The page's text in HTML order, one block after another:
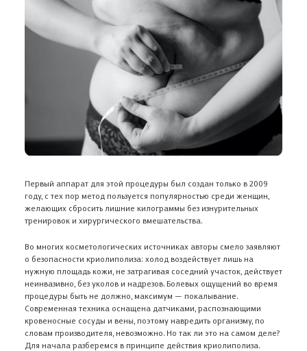
Первый аппарат для этой процедуры был создан только в 2009
году, с тех пор метод пользуется популярностью среди женщин,
желающих сбросить лишние килограммы без изнурительных
тренировок и хирургического вмешательства.
Во многих косметологических источниках авторы смело заявляют
о безопасности криолиполиза: холод воздействует лишь на
нужную площадь кожи, не затрагивая соседний участок, действует
неинвазивно, без уколов и надрезов. Болевых ощущений во время
процедуры быть не должно, максимум — покалывание.
Современная техника оснащена датчиками, распознающими
кровеносные сосуды и вены, поэтому навредить организму, по
словам производителя, невозможно. Но так ли это на самом деле?
Для начала разберемся в принципе действия криолиполиза.